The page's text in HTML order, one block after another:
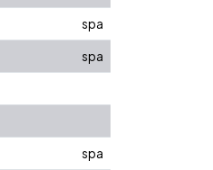
spa
spa
spa